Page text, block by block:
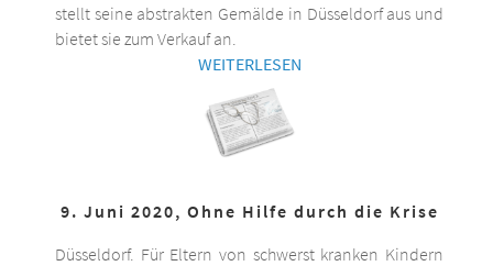
stellt seine abstrakten Gemälde in Düsseldorf aus und
bietet sie zum Verkauf an.
WEITERLESEN
9. Juni 2020, Ohne Hilfe durch die Krise
Düsseldorf. Für Eltern von schwerst kranken Kindern